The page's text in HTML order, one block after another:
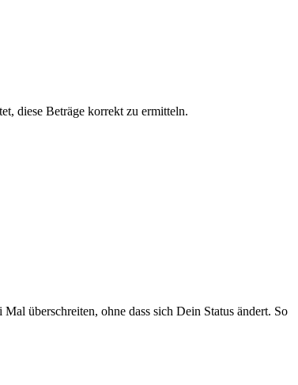
diese Beträge korrekt zu ermitteln.
überschreiten, ohne dass sich Dein Status ändert. So